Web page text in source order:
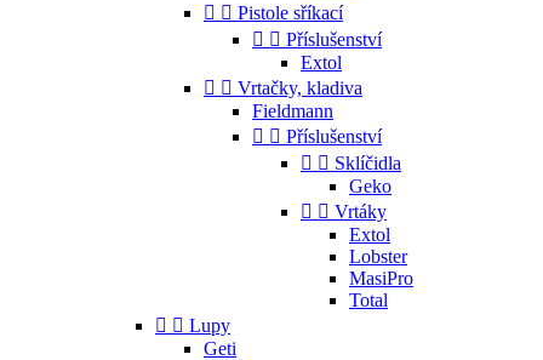
  Pistole sříkací
  Příslušenství
Extol
  Vrtačky, kladiva
Fieldmann
  Příslušenství
  Sklíčidla
Geko
  Vrtáky
Extol
Lobster
MasiPro
Total
  Lupy
Geti